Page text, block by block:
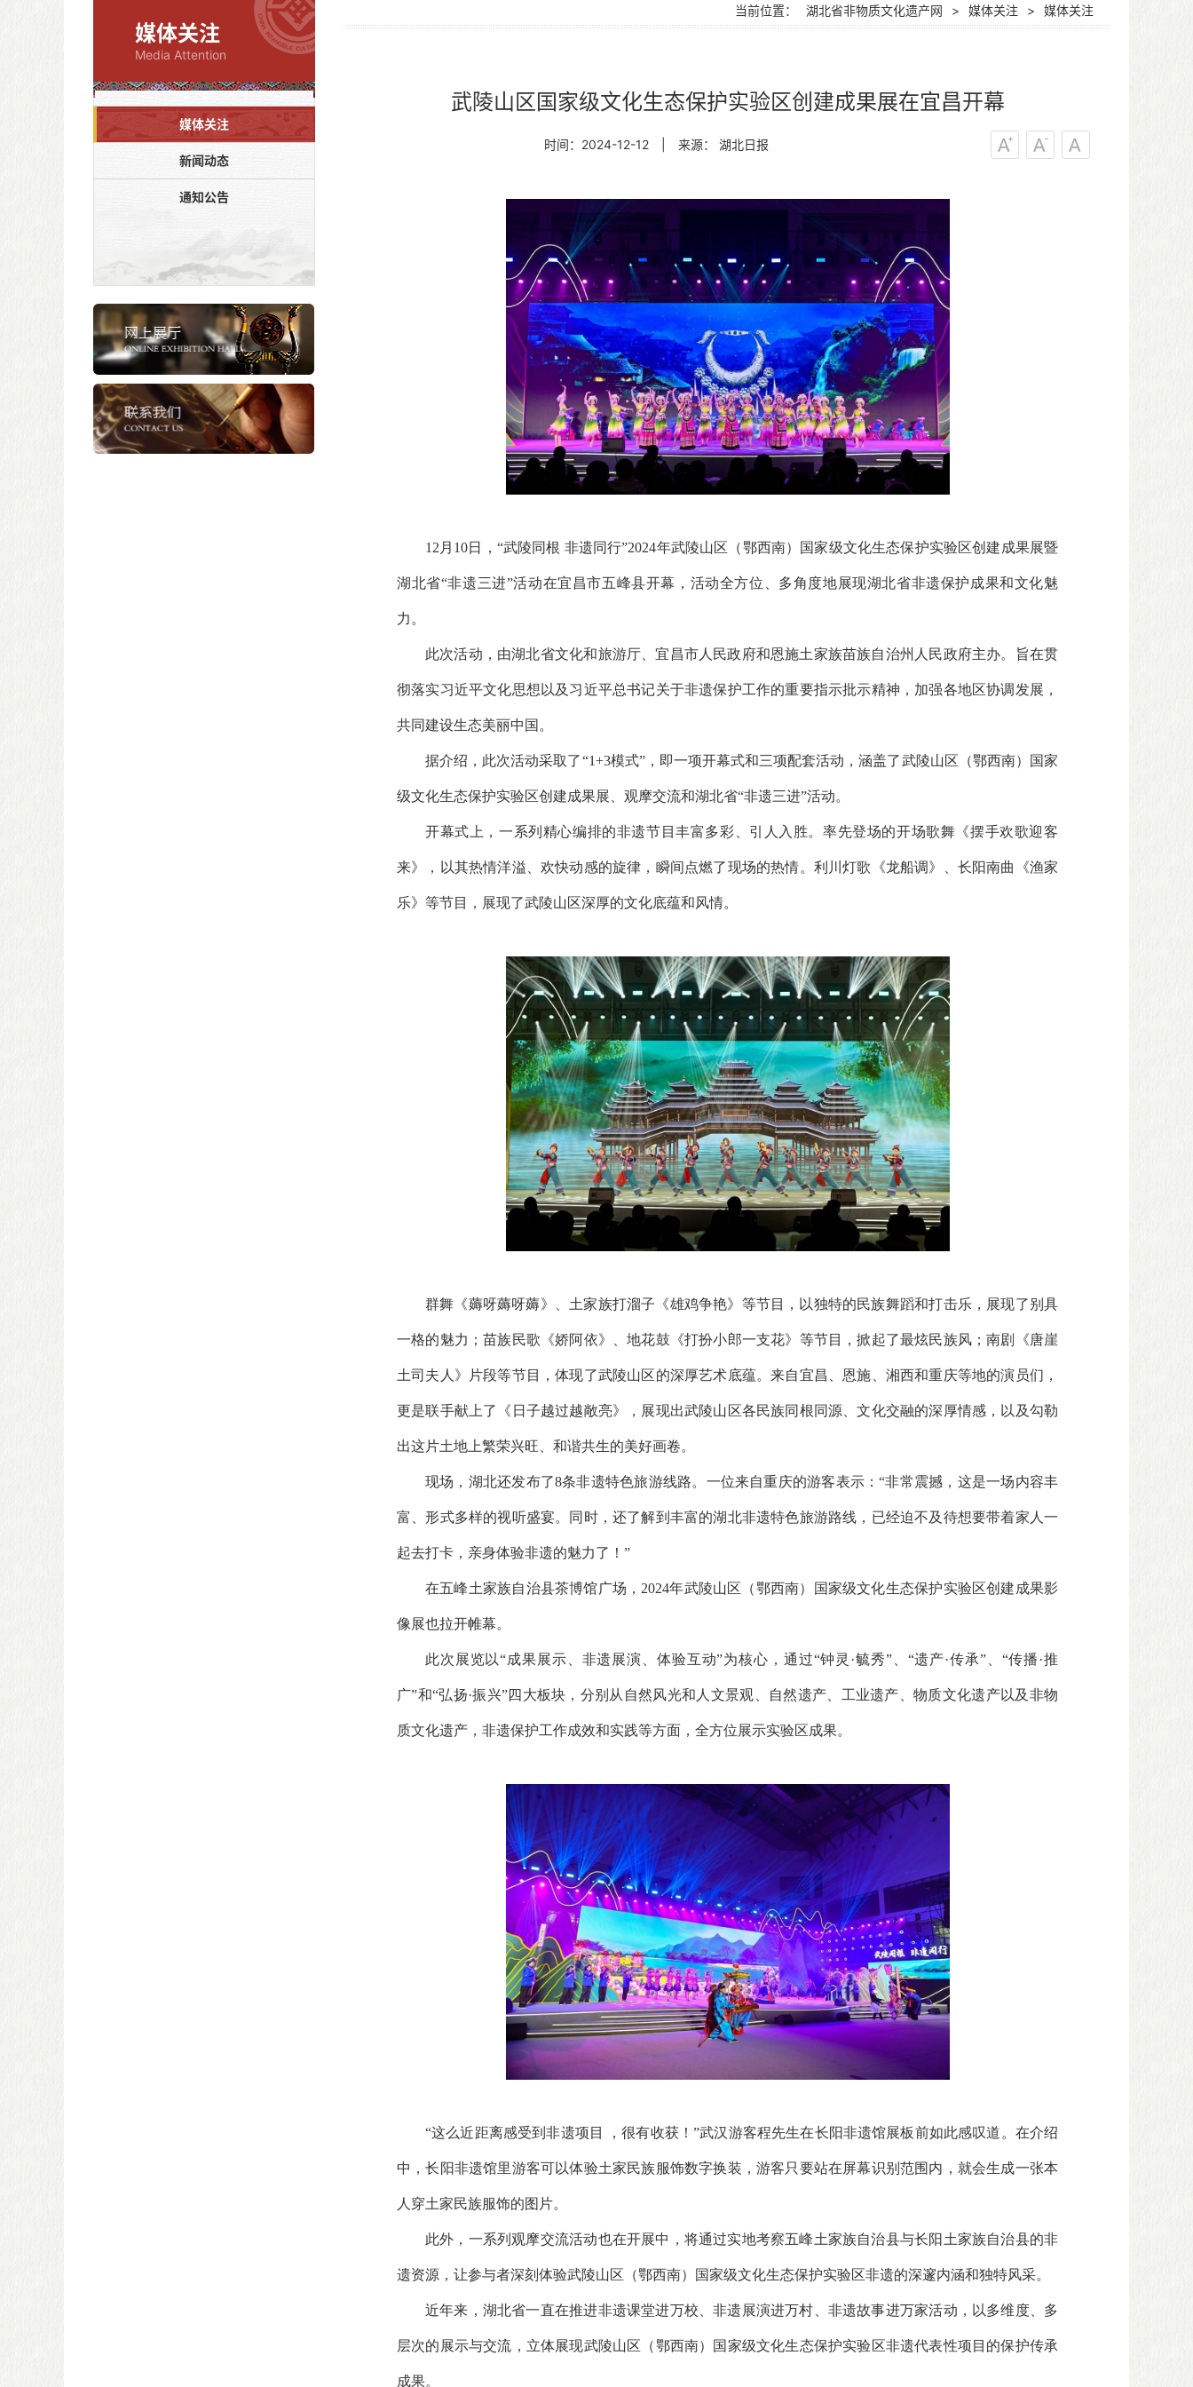
媒体关注
Media Attention
媒体关注
新闻动态
通知公告
当前位置： 湖北省非物质文化遗产网 > 媒体关注 > 媒体关注
武陵山区国家级文化生态保护实验区创建成果展在宜昌开幕
时间：2024-12-12 来源： 湖北日报
12月10日，“武陵同根 非遗同行”2024年武陵山区（鄂西南）国家级文化生态保护实验区创建成果展暨
湖北省“非遗三进”活动在宜昌市五峰县开幕，活动全方位、多角度地展现湖北省非遗保护成果和文化魅
力。
此次活动，由湖北省文化和旅游厅、宜昌市人民政府和恩施土家族苗族自治州人民政府主办。旨在贯
彻落实习近平文化思想以及习近平总书记关于非遗保护工作的重要指示批示精神，加强各地区协调发展，
共同建设生态美丽中国。
据介绍，此次活动采取了“1+3模式”，即一项开幕式和三项配套活动，涵盖了武陵山区（鄂西南）国家
级文化生态保护实验区创建成果展、观摩交流和湖北省“非遗三进”活动。
开幕式上，一系列精心编排的非遗节目丰富多彩、引人入胜。率先登场的开场歌舞《摆手欢歌迎客
来》，以其热情洋溢、欢快动感的旋律，瞬间点燃了现场的热情。利川灯歌《龙船调》、长阳南曲《渔家
乐》等节目，展现了武陵山区深厚的文化底蕴和风情。
群舞《薅呀薅呀薅》、土家族打溜子《雄鸡争艳》等节目，以独特的民族舞蹈和打击乐，展现了别具
一格的魅力；苗族民歌《娇阿依》、地花鼓《打扮小郎一支花》等节目，掀起了最炫民族风；南剧《唐崖
土司夫人》片段等节目，体现了武陵山区的深厚艺术底蕴。来自宜昌、恩施、湘西和重庆等地的演员们，
更是联手献上了《日子越过越敞亮》，展现出武陵山区各民族同根同源、文化交融的深厚情感，以及勾勒
出这片土地上繁荣兴旺、和谐共生的美好画卷。
现场，湖北还发布了8条非遗特色旅游线路。一位来自重庆的游客表示：“非常震撼，这是一场内容丰
富、形式多样的视听盛宴。同时，还了解到丰富的湖北非遗特色旅游路线，已经迫不及待想要带着家人一
起去打卡，亲身体验非遗的魅力了！”
在五峰土家族自治县茶博馆广场，2024年武陵山区（鄂西南）国家级文化生态保护实验区创建成果影
像展也拉开帷幕。
此次展览以“成果展示、非遗展演、体验互动”为核心，通过“钟灵·毓秀”、“遗产·传承”、“传播·推
广”和“弘扬·振兴”四大板块，分别从自然风光和人文景观、自然遗产、工业遗产、物质文化遗产以及非物
质文化遗产，非遗保护工作成效和实践等方面，全方位展示实验区成果。
“这么近距离感受到非遗项目 ，很有收获！”武汉游客程先生在长阳非遗馆展板前如此感叹道。在介绍
中，长阳非遗馆里游客可以体验土家民族服饰数字换装，游客只要站在屏幕识别范围内，就会生成一张本
人穿土家民族服饰的图片。
此外，一系列观摩交流活动也在开展中，将通过实地考察五峰土家族自治县与长阳土家族自治县的非
遗资源，让参与者深刻体验武陵山区（鄂西南）国家级文化生态保护实验区非遗的深邃内涵和独特风采。
近年来，湖北省一直在推进非遗课堂进万校、非遗展演进万村、非遗故事进万家活动，以多维度、多
层次的展示与交流，立体展现武陵山区（鄂西南）国家级文化生态保护实验区非遗代表性项目的保护传承
成果。